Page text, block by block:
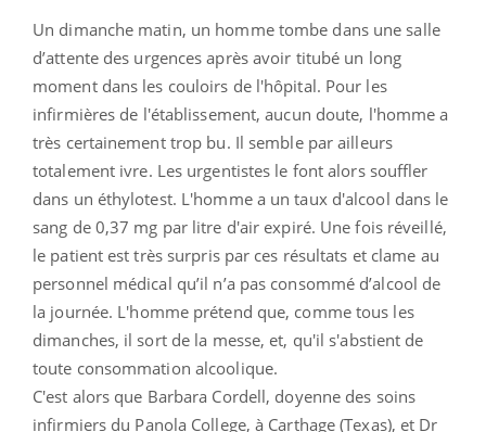
Un dimanche matin, un homme tombe dans une salle
d’attente des urgences après avoir titubé un long
moment dans les couloirs de l'hôpital. Pour les
infirmières de l'établissement, aucun doute, l'homme a
très certainement trop bu. Il semble par ailleurs
totalement ivre. Les urgentistes le font alors souffler
dans un éthylotest. L'homme a un taux d'alcool dans le
sang de 0,37 mg par litre d'air expiré. Une fois réveillé,
le patient est très surpris par ces résultats et clame au
personnel médical qu’il n’a pas consommé d’alcool de
la journée. L'homme prétend que, comme tous les
dimanches, il sort de la messe, et, qu'il s'abstient de
toute consommation alcoolique.
C'est alors que Barbara Cordell, doyenne des soins
infirmiers du Panola College, à Carthage (Texas), et Dr